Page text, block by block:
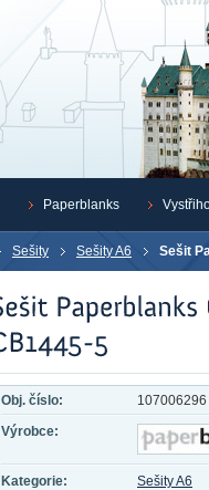
Sešity Sešity A6 Sešit
Obj. číslo:
107006296
Výrobce:
Kategorie:
Sešity A6
Paperblanks